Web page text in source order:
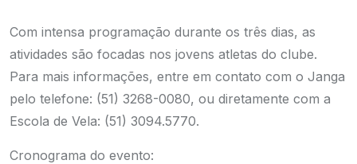
Com intensa programação durante os três dias, as
atividades são focadas nos jovens atletas do clube.
Para mais informações, entre em contato com o Janga
pelo telefone: (51) 3268-0080, ou diretamente com a
Escola de Vela: (51) 3094.5770.
Cronograma do evento: